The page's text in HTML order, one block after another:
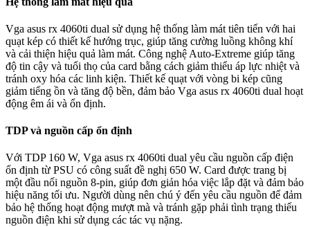
Vga asus rx 4060ti dual sử dụng hệ thống làm mát tiên tiến với hai
quạt kép có thiết kế hướng trục, giúp tăng cường luồng không khí
và cải thiện hiệu quả làm mát. Công nghệ Auto-Extreme giúp tăng
độ tin cậy và tuổi thọ của card bằng cách giảm thiểu áp lực nhiệt và
tránh oxy hóa các linh kiện. Thiết kế quạt với vòng bi kép cũng
giảm tiếng ồn và tăng độ bền, đảm bảo Vga asus rx 4060ti dual hoạt
động êm ái và ổn định.
TDP và nguồn cấp ổn định
Với TDP 160 W, Vga asus rx 4060ti dual yêu cầu nguồn cấp điện
ổn định từ PSU có công suất đề nghị 650 W. Card được trang bị
một đầu nối nguồn 8-pin, giúp đơn giản hóa việc lắp đặt và đảm bảo
hiệu năng tối ưu. Người dùng nên chú ý đến yêu cầu nguồn để đảm
bảo hệ thống hoạt động mượt mà và tránh gặp phải tình trạng thiếu
nguồn điện khi sử dụng các tác vụ nặng.